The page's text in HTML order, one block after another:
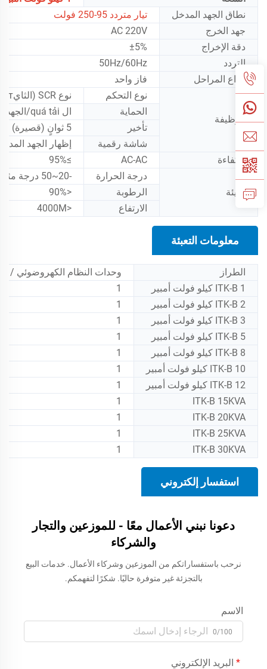
نطاق الجهد المدخل
تيار متردد 95-250 فولت
جهد الخرج
AC 220V
دقة الإخراج
±5%
التردد
50Hz/60Hz
أنواع المراحل
فاز واحد
الوظيفة
نوع التحكم
نوع SCR (الثايристور)
الحماية
ال quá tải/الجهد الزائد/درجة الحرارة الزائدة/الدوائر القصيرة/انخفاض الجهد
تأخير
5 ثوانٍ (قصيرة) ؛ 200 ثانية (طويلة)
شاشة رقمية
إظهار الجهد
الكفاءة
AC-AC
≥95%
البيئة
درجة الحرارة
-20~50 درجة مئوية
الرطوبة
<90%
الارتفاع
<4000M
معلومات التعبئة
الطراز
وحدات النظام الكهروضوئي /
ITK-B 1 كيلو فولت أمبير
1
ITK-B 2 كيلو فولت أمبير
1
ITK-B 3 كيلو فولت أمبير
1
ITK-B 5 كيلو فولت أمبير
1
ITK-B 8 كيلو فولت أمبير
1
ITK-B 10 كيلو فولت أمبير
1
ITK-B 12 كيلو فولت أمبير
1
ITK-B 15KVA
1
ITK-B 20KVA
1
ITK-B 25KVA
1
ITK-B 30KVA
1
استفسار إلكتروني
دعونا نبني الأعمال معًا - للموزعين والتجار
والشركاء
نرحب باستفساراتكم من الموزعين وشركاء الأعمال. خدمات البيع
بالتجزئة غير متوفرة حاليًا. شكرًا لتفهمكم.
الاسم
0/100
البريد الإلكتروني